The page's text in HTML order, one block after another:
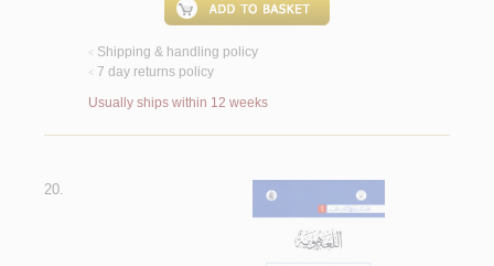
< Shipping & handling policy
< 7 day returns policy
Usually ships within 12 weeks
20.